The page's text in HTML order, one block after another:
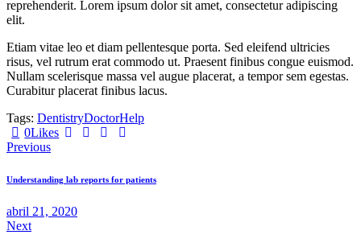
reprehenderit. Lorem ipsum dolor sit amet, consectetur adipiscing
elit.
Etiam vitae leo et diam pellentesque porta. Sed eleifend ultricies
risus, vel rutrum erat commodo ut. Praesent finibus congue euismod.
Nullam scelerisque massa vel augue placerat, a tempor sem egestas.
Curabitur placerat finibus lacus.
Tags: DentistryDoctorHelp
0Likes
Previous
Understanding lab reports for patients
abril 21, 2020
Next